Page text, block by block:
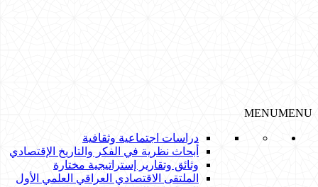
MENUMENU
دراسات اجتماعية وثقافية
أبحاث نظرية في الفكر والتاريخ الإقتصادي
وثائق وتقارير إستراتيجية مختارة
الملتقى الاقتصادي العراقي العلمي الأول